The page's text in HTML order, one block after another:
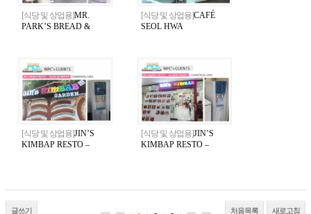
[식당 및 상업용]MR.
PARK’S BREAD &
[식당 및 상업용]CAFÉ
SEOL HWA
[식당 및 상업용]JIN’S
KIMBAP RESTO –
[식당 및 상업용]JIN’S
KIMBAP RESTO –
글쓰기 처음목록 새로고침